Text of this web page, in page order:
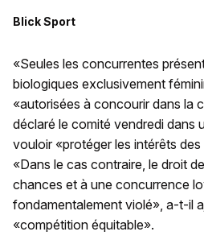
Blick Sport
«Seules les concurrentes
biologiques exclusivement
«autorisées à concourir dans la
déclaré le comité vendredi dans
vouloir «protéger les intérêts
«Dans le cas contraire, le droit
chances et à une concurrence
fondamentalement violé», a-t-il
«compétition équitable».